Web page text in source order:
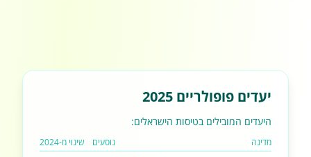
יעדים פופולריים 2025
היעדים המובילים בטיסות הישראלים:
מדינה נוסעים שינוי מ-2024